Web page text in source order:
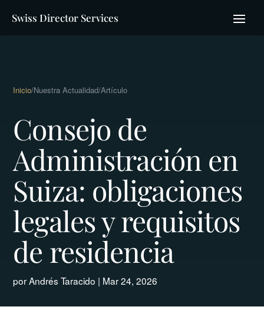
Swiss Director Services
Inicio/Nuestra Actualidad/Artículo
Consejo de
Administración en
Suiza: obligaciones
legales y requisitos
de residencia
porAndrés Taracido | Mar 24, 2026